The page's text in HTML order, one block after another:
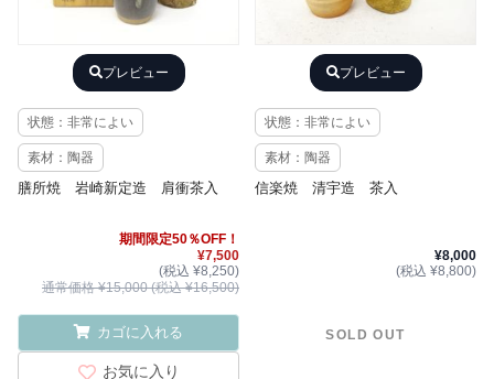
プレビュー
状態：非常によい
素材：陶器
膳所焼 岩崎新定造 肩衝茶入
期間限定50％OFF！
¥7,500
(税込 ¥8,250)
通常価格 ¥15,000 (税込 ¥16,500)
カゴに入れる
お気に入り
プレビュー
状態：非常によい
素材：陶器
信楽焼 清宇造 茶入
¥8,000
(税込 ¥8,800)
SOLD OUT